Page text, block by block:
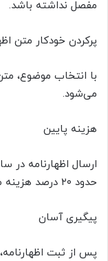
مفصل نداشته باشد.
پرکردن خودکار متن
با انتخاب موضوع،
می‌شود.
هزینه پایین
حدود ۲۰ درصد هزینه معمول در دفاتر خدمات قضایی.
پیگیری آسان
پس از ثبت